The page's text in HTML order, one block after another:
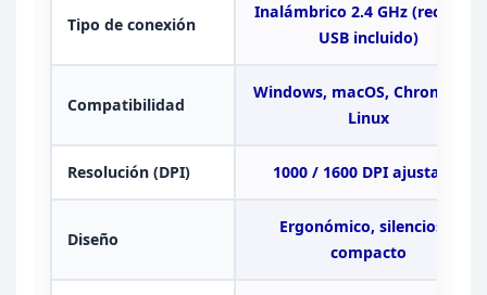
Tipo de conexión
Inalámbrico 2.4 GHz (receptor
USB incluido)
Compatibilidad
Windows, macOS, Chrome OS,
Linux
Resolución (DPI) 1000 / 1600 DPI ajustable
Diseño
Ergonómico, silencioso,
compacto